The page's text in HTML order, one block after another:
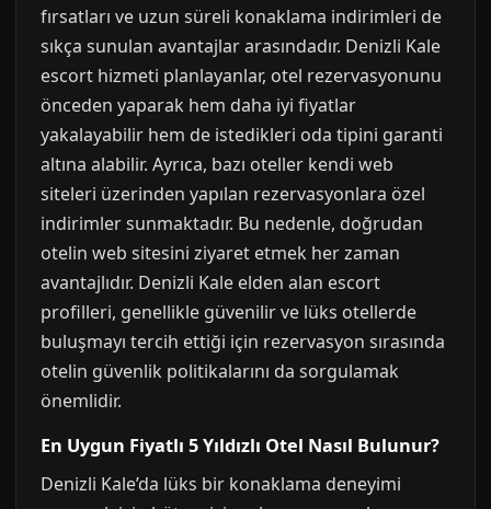
fırsatları ve uzun süreli konaklama indirimleri de
sıkça sunulan avantajlar arasındadır. Denizli Kale
escort hizmeti planlayanlar, otel rezervasyonunu
önceden yaparak hem daha iyi fiyatlar
yakalayabilir hem de istedikleri oda tipini garanti
altına alabilir. Ayrıca, bazı oteller kendi web
siteleri üzerinden yapılan rezervasyonlara özel
indirimler sunmaktadır. Bu nedenle, doğrudan
otelin web sitesini ziyaret etmek her zaman
avantajlıdır. Denizli Kale elden alan escort
profilleri, genellikle güvenilir ve lüks otellerde
buluşmayı tercih ettiği için rezervasyon sırasında
otelin güvenlik politikalarını da sorgulamak
önemlidir.
En Uygun Fiyatlı 5 Yıldızlı Otel Nasıl Bulunur?
Denizli Kale’da lüks bir konaklama deneyimi